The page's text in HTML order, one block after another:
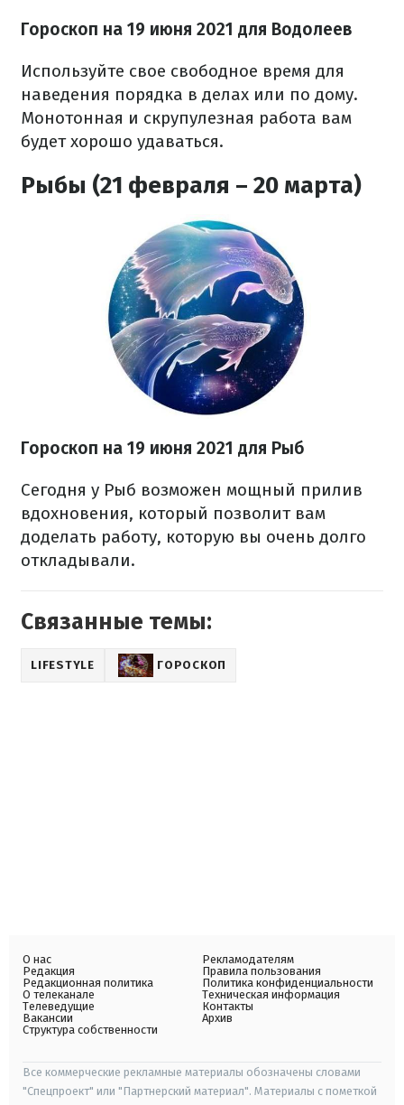
Гороскоп на 19 июня 2021 для Водолеев
Используйте свое свободное время для
наведения порядка в делах или по дому.
Монотонная и скрупулезная работа вам
будет хорошо удаваться.
Рыбы (21 февраля – 20 марта)
Гороскоп на 19 июня 2021 для Рыб
Сегодня у Рыб возможен мощный прилив
вдохновения, который позволит вам
доделать работу, которую вы очень долго
откладывали.
Связанные темы:
LIFESTYLE ГОРОСКОП
О нас
Редакция
Редакционная политика
О телеканале
Телеведущие
Вакансии
Структура собственности
Рекламодателям
Правила пользования
Политика конфиденциальности
Техническая информация
Контакты
Архив
Все коммерческие рекламные материалы обозначены словами
"Спецпроект" или "Партнерский материал". Материалы с пометкой